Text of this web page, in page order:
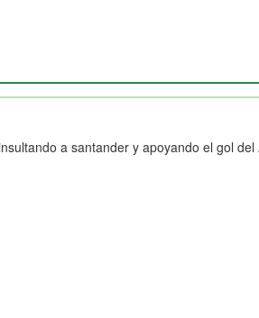
a santander y apoyando el gol